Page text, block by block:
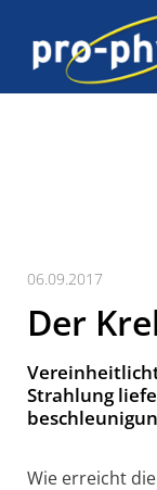
06.09.2017
Der
Strahlung
Wie erreicht